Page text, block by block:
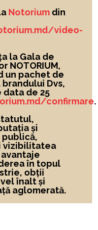
Notoriumdin
video-
la Gala de
NOTORIUM,
un pachet de
Dvs,
data de 25
confirmare.
și
vizibilitatea
în topul
obții
înalt și
aglomerată.